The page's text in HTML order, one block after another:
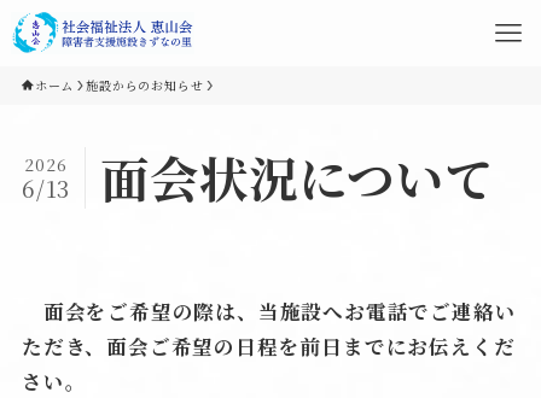
ホーム 施設からのお知らせ
面会状況について
2026
6/13
面会をご希望の際は、当施設へお電話でご連絡い
ただき、面会ご希望の日程を前日までにお伝えくだ
さい。